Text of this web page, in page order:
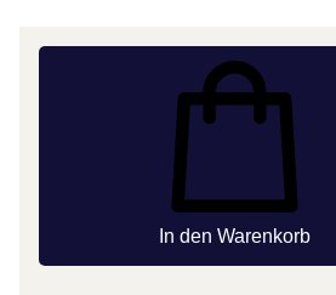
In den Warenkorb